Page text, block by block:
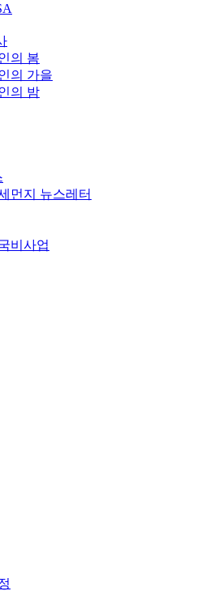
의 봄
의 가을
의 밤
먼지 뉴스레터
비사업